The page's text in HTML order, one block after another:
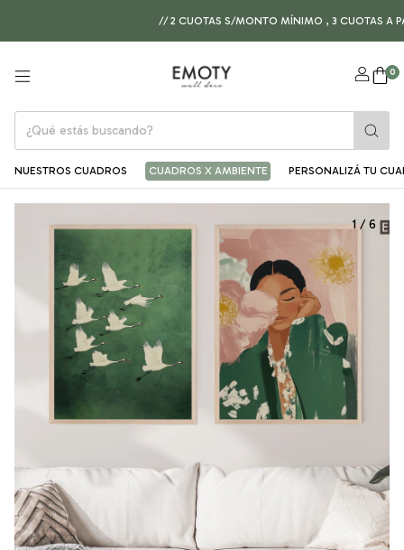
// 2 CUOTAS S/MONTO MÍNIMO , 3 CUOTAS A
0
NUESTROS CUADROS CUADROS X AMBIENTE PERSONALIZÁ TU
1/6